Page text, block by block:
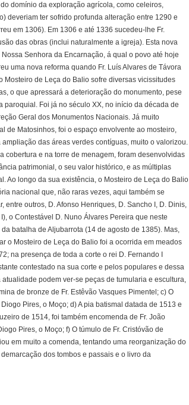
domínio da exploração agrícola, como celeiros,
deveriam ter sofrido profunda alteração entre 1290 e
em 1306). Em 1306 e até 1336 sucedeu-lhe Fr.
das obras (inclui naturalmente a igreja). Esta nova
Senhora da Encarnação, á qual o povo até hoje
uma nova reforma quando Fr. Luís Alvares de Távora
Mosteiro de Leça do Balio sofre diversas vicissitudes
o que apressará a deterioração do monumento, pese
Foi já no século XX, no início da década de
Geral dos Monumentos Nacionais. Já muito
de Matosinhos, foi o espaço envolvente ao mosteiro,
das áreas verdes contíguas, muito o valorizou.
cobertura e na torre de menagem, foram desenvolvidas
patrimonial, o seu valor histórico, e as múltiplas
Ao longo da sua existência, o Mosteiro de Leça do Balio
nacional que, não raras vezes, aqui também se
outros, D. Afonso Henriques, D. Sancho I, D. Dinis,
o Contestável D. Nuno Álvares Pereira que neste
batalha de Aljubarrota (14 de agosto de 1385). Mas,
o Mosteiro de Leça do Balio foi a ocorrida em meados
na presença de toda a corte o rei D. Fernando I
contestado na sua corte e pelos populares e dessa
podem ver-se peças de tumularia e escultura,
de bronze de Fr. Estêvão Vasques Pimentel; c) O
Pires, o Moço; d) A pia batismal datada de 1513 e
de 1514, foi também encomenda de Fr. João
Pires, o Moço; f) O túmulo de Fr. Cristóvão de
em muito a comenda, tentando uma reorganização do
dos tombos e passais e o livro da